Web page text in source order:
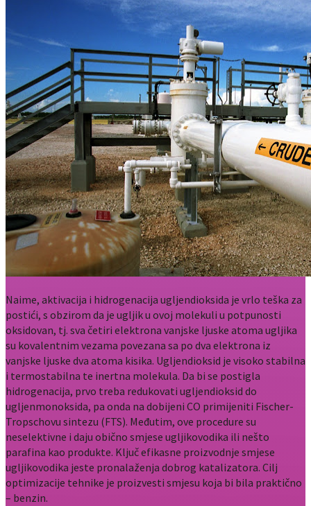
Naime, aktivacija i hidrogenacija ugljendioksida je vrlo teška za
postići, s obzirom da je ugljik u ovoj molekuli u potpunosti
oksidovan, tj. sva četiri elektrona vanjske ljuske atoma ugljika
su kovalentnim vezama povezana sa po dva elektrona iz
vanjske ljuske dva atoma kisika. Ugljendioksid je visoko stabilna
i termostabilna te inertna molekula. Da bi se postigla
hidrogenacija, prvo treba redukovati ugljendioksid do
ugljenmonoksida, pa onda na dobijeni CO primijeniti Fischer-
Tropschovu sintezu (FTS). Međutim, ove procedure su
neselektivne i daju obično smjese ugljikovodika ili nešto
parafina kao produkte. Ključ efikasne proizvodnje smjese
ugljikovodika jeste pronalaženja dobrog katalizatora. Cilj
optimizacije tehnike je proizvesti smjesu koja bi bila praktično
– benzin.